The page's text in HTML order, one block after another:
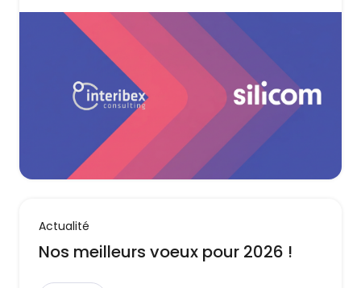
Actualité
Nos meilleurs voeux pour 2026 !